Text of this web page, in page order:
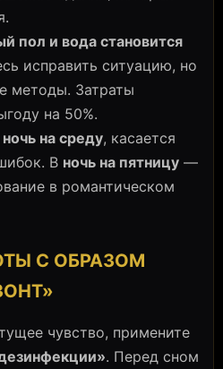
пол и вода становится
исправить ситуацию, но
методы. Затраты
на 50%.
ночь на среду, касается
В ночь на пятницу —
в романтическом
С ОБРАЗОМ
чувство, примените
. Перед сном